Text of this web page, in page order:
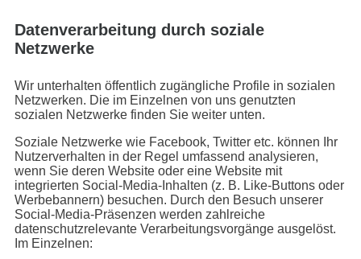
Datenverarbeitung durch soziale
Netzwerke
Wir unterhalten öffentlich zugängliche Profile in sozialen
Netzwerken. Die im Einzelnen von uns genutzten
sozialen Netzwerke finden Sie weiter unten.
Soziale Netzwerke wie Facebook, Twitter etc. können Ihr
Nutzerverhalten in der Regel umfassend analysieren,
wenn Sie deren Website oder eine Website mit
integrierten Social-Media-Inhalten (z. B. Like-Buttons oder
Werbebannern) besuchen. Durch den Besuch unserer
Social-Media-Präsenzen werden zahlreiche
datenschutzrelevante Verarbeitungsvorgänge ausgelöst.
Im Einzelnen: